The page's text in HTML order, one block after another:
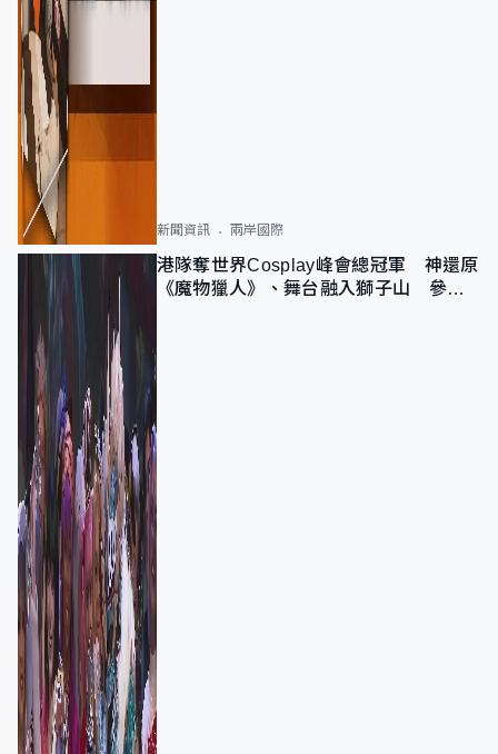
新聞資訊 兩岸國際
港隊奪世界Cosplay峰會總冠軍 神還原
《魔物獵人》、舞台融入獅子山 參賽